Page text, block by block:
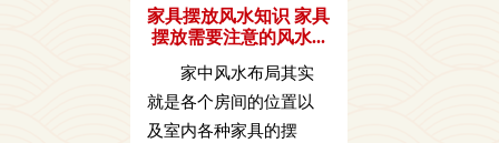
家具摆放风水知识 家具
摆放需要注意的风水...
家中风水布局其实
就是各个房间的位置以
及室内各种家具的摆